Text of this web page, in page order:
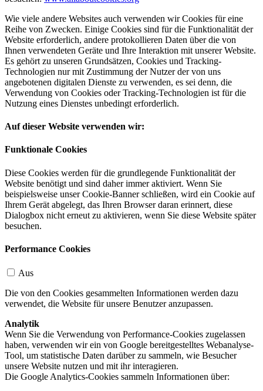
Wie viele andere Websites auch verwenden wir Cookies für eine
Reihe von Zwecken. Einige Cookies sind für die Funktionalität der
Website erforderlich, andere protokollieren Daten über die von
Ihnen verwendeten Geräte und Ihre Interaktion mit unserer Website.
Es gehört zu unseren Grundsätzen, Cookies und Tracking-
Technologien nur mit Zustimmung der Nutzer der von uns
angebotenen digitalen Dienste zu verwenden, es sei denn, die
Verwendung von Cookies oder Tracking-Technologien ist für die
Nutzung eines Dienstes unbedingt erforderlich.
Auf dieser Website verwenden wir:
Funktionale Cookies
Diese Cookies werden für die grundlegende Funktionalität der
Website benötigt und sind daher immer aktiviert. Wenn Sie
beispielsweise unser Cookie-Banner schließen, wird ein Cookie auf
Ihrem Gerät abgelegt, das Ihren Browser daran erinnert, diese
Dialogbox nicht erneut zu aktivieren, wenn Sie diese Website später
besuchen.
Performance Cookies
Aus
Die von den Cookies gesammelten Informationen werden dazu
verwendet, die Website für unsere Benutzer anzupassen.
Analytik
Wenn Sie die Verwendung von Performance-Cookies zugelassen
haben, verwenden wir ein von Google bereitgestelltes Webanalyse-
Tool, um statistische Daten darüber zu sammeln, wie Besucher
unsere Website nutzen und mit ihr interagieren.
Die Google Analytics-Cookies sammeln Informationen über: